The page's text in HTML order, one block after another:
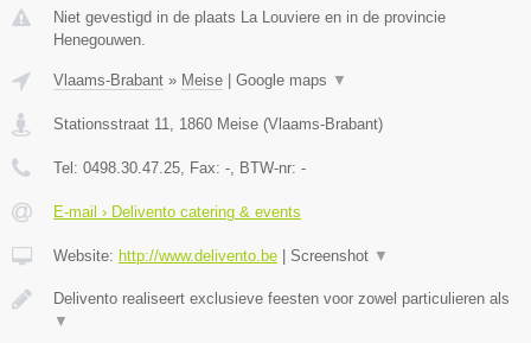
Niet gevestigd in de plaats La Louviere en in de provincie
Henegouwen.
Vlaams-Brabant » Meise Google maps ▼
Stationsstraat 11, 1860 Meise (Vlaams-Brabant)
Tel: 0498.30.47.25, Fax: -, BTW-nr: -
E-mail › Delivento catering & events
Website: http://www.delivento.be Screenshot ▼
Delivento realiseert exclusieve feesten voor zowel particulieren als
▼